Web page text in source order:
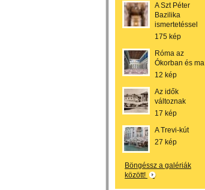
A Szt Péter
Bazilika
ismertetéssel
175 kép
Róma az
Ókorban és ma
12 kép
Az idők
változnak
17 kép
A Trevi-kút
27 kép
Böngéssz a galériák
között!